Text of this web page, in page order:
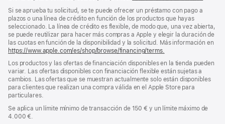
Si se aprueba tu solicitud, se te puede ofrecer un préstamo con pago a
plazos o una línea de crédito en función de los productos que hayas
seleccionado. La línea de crédito es flexible, de modo que, una vez abierta,
se puede reutilizar para hacer más compras a Apple y elegir la duración de
las cuotas en función de la disponibilidad y la solicitud. Más información en
https://www.apple.com/es/shop/browse/financing/terms.
Los productos y las ofertas de financiación disponibles en la tienda pueden
variar. Las ofertas disponibles con financiación flexible están sujetas a
cambios. Las ofertas que se muestran actualmente solo están disponibles
para clientes que realizan una compra válida en el Apple Store para
particulares.
Se aplica un límite mínimo de transacción de 150 € y un límite máximo de
4.000 €.